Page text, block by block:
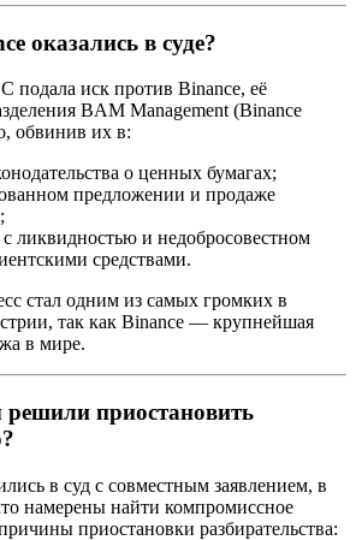
оказались в суде?
подала иск против Binance, её
BAM Management (Binance
обвинив их в:
о ценных бумагах;
предложении и продаже
ликвидностью и недобросовестном
средствами.
стал одним из самых громких в
так как Binance — крупнейшая
в мире.
приостановить
в суд с совместным заявлением, в
намерены найти компромиссное
приостановки разбирательства: